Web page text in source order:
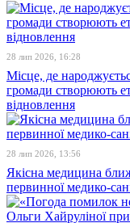
28 лип 2026, 16:28
Місце, де
громади створюють
відновлення
28 лип 2026, 13:56
Якісна медицина
первинної медико-